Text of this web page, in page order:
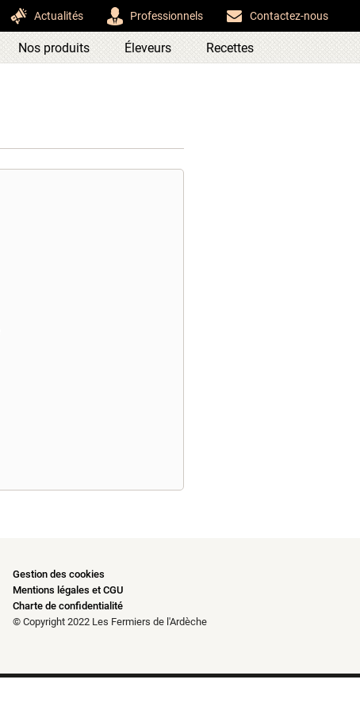
Actualités Professionnels Contactez-nous
Nos produits Éleveurs Recettes
Gestion des cookies
Mentions légales et CGU
Charte de confidentialité
© Copyright 2022 Les Fermiers de l'Ardèche